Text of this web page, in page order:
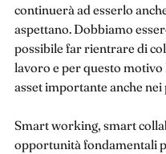
continuerà ad esserlo
aspettano. Dobbiamo
possibile far rientrare di
lavoro e per questo
asset importante anche
Smart working, smart
opportunità fondamentali